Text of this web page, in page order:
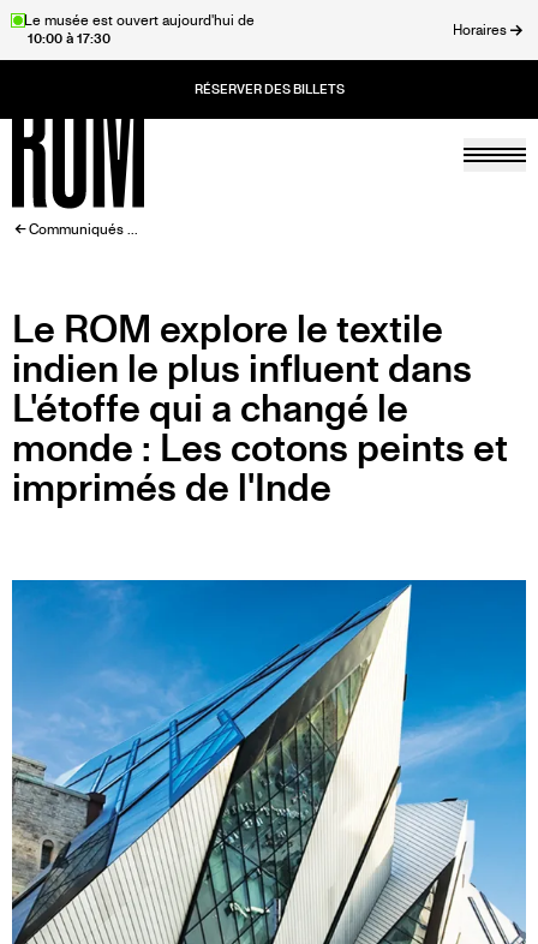
AllerLe musée est ouvert aujourd'hui de
10:00 à 17:30
Horaires
Accueil
FIL
D'ARIANE
Communiqués ...
Le ROM explore le textile
indien le plus influent dans
L'étoffe qui a changé le
monde : Les cotons peints et
imprimés de l'Inde